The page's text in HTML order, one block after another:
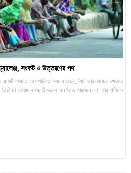
চ্যালেঞ্জ, সংকট ও উত্তরণের পথ
বহুজাত কোম্পানিতে কাজ করছেন, যিনি তার কাজের দক্ষতার
মা হওয়ায় কাজে ঠিকভাবে মন দিতে পারছেন না। তার অফিসে